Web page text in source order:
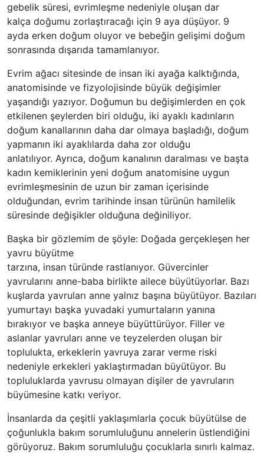
gebelik süresi, evrimleşme nedeniyle oluşan dar
kalça doğumu zorlaştıracağı için 9 aya düşüyor. 9
ayda erken doğum oluyor ve bebeğin gelişimi doğum
sonrasında dışarıda tamamlanıyor.
Evrim ağacı sitesinde de insan iki ayağa kalktığında,
anatomisinde ve fizyolojisinde büyük değişimler
yaşandığı yazıyor. Doğumun bu değişimlerden en çok
etkilenen şeylerden biri olduğu, iki ayaklı kadınların
doğum kanallarının daha dar olmaya başladığı, doğum
yapmanın iki ayaklılarda daha zor olduğu
anlatılıyor. Ayrıca, doğum kanalının daralması ve başta
kadın kemiklerinin yeni doğum anatomisine uygun
evrimleşmesinin de uzun bir zaman içerisinde
olduğundan, evrim tarihinde insan türünün hamilelik
süresinde değişikler olduğuna değiniliyor.
Başka bir gözlemim de şöyle: Doğada gerçekleşen her
yavru büyütme
tarzına, insan türünde rastlanıyor. Güvercinler
yavrularını anne-baba birlikte ailece büyütüyorlar. Bazı
kuşlarda yavruları anne yalnız başına büyütüyor. Bazıları
yumurtayı başka yuvadaki yumurtaların yanına
bırakıyor ve başka anneye büyüttürüyor. Filler ve
aslanlar yavruları anne ve teyzelerden oluşan bir
toplulukta, erkeklerin yavruya zarar verme riski
nedeniyle erkekleri yaklaştırmadan büyütüyor. Bu
topluluklarda yavrusu olmayan dişiler de yavruların
büyümesine katkı veriyor.
İnsanlarda da çeşitli yaklaşımlarla çocuk büyütülse de
çoğunlukla bakım sorumluluğunu annelerin üstlendiğini
görüyoruz. Bakım sorumluluğu çocuklarla sınırlı kalmaz.